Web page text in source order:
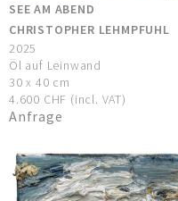
SEE AM ABEND
CHRISTOPHER LEHMPFUHL
2025
Öl auf Leinwand
30 x 40 cm
4.600 CHF (incl. VAT)
Anfrage